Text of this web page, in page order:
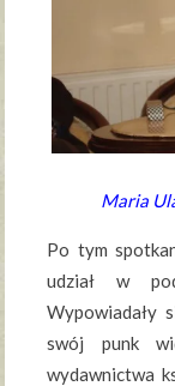
Maria
Po tym
udział w
Wypowiadały
swój punk
wydawnictwa